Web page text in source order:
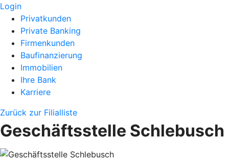
Login
Privatkunden
Private Banking
Firmenkunden
Baufinanzierung
Immobilien
Ihre Bank
Karriere
Zurück zur Filialliste
Geschäftsstelle Schlebusch